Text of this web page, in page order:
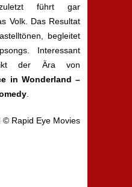
führt gar
Volk. Das Resultat
begleitet
Interessant
der Ära von
in Wonderland –
© Rapid Eye Movies